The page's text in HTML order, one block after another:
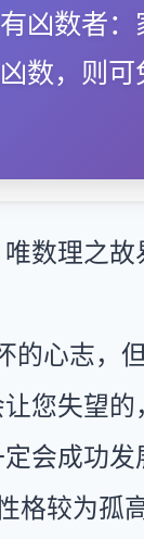
凶数者
数，则
数理之
的心志，
您失望的
会成功发
格较为孤